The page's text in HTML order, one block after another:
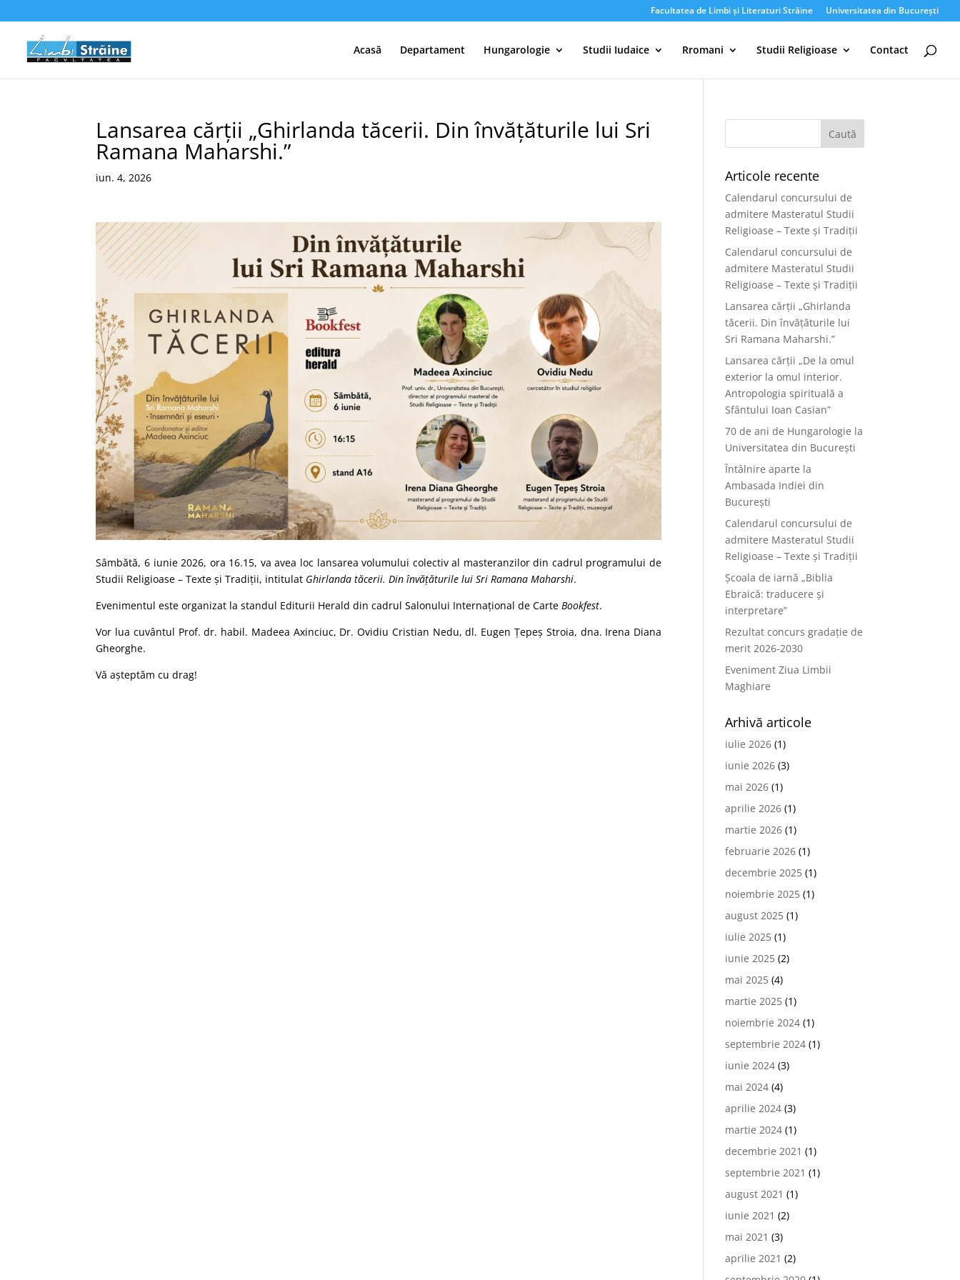
Facultatea de Limbi și Literaturi Străine Universitatea din București
Acasă Departament Hungarologie Studii Iudaice Rromani Studii Religioase Contact
Lansarea cărții „Ghirlanda tăcerii. Din învățăturile lui Sri
Ramana Maharshi.”
iun. 4, 2026
Sâmbătă, 6 iunie 2026, ora 16.15, va avea loc lansarea volumului colectiv al masteranzilor din cadrul programului de
Studii Religioase – Texte și Tradiții, intitulat Ghirlanda tăcerii. Din învățăturile lui Sri Ramana Maharshi.
Evenimentul este organizat la standul Editurii Herald din cadrul Salonului Internațional de CarteBookfest.
Vor lua cuvântul Prof. dr. habil. Madeea Axinciuc, Dr. Ovidiu Cristian Nedu, dl. Eugen Țepeș Stroia, dna. Irena Diana
Gheorghe.
Vă așteptăm cu drag!
Articole recente
Calendarul concursului de
admitere Masteratul Studii
Religioase – Texte și Tradiții
Calendarul concursului de
admitere Masteratul Studii
Religioase – Texte și Tradiții
Lansarea cărții „Ghirlanda
tăcerii. Din învățăturile lui
Sri Ramana Maharshi.”
Lansarea cărții „De la omul
exterior la omul interior.
Antropologia spirituală a
Sfântului Ioan Casian”
70 de ani de Hungarologie la
Universitatea din București
Întâlnire aparte la
Ambasada Indiei din
București
Calendarul concursului de
admitere Masteratul Studii
Religioase – Texte și Tradiții
Școala de iarnă „Biblia
Ebraică: traducere și
interpretare”
Rezultat concurs gradație de
merit 2026-2030
Eveniment Ziua Limbii
Maghiare
Arhivă articole
iulie 2026 (1)
iunie 2026 (3)
mai 2026 (1)
aprilie 2026 (1)
martie 2026 (1)
februarie 2026 (1)
decembrie 2025 (1)
noiembrie 2025 (1)
august 2025 (1)
iulie 2025 (1)
iunie 2025 (2)
mai 2025 (4)
martie 2025 (1)
noiembrie 2024 (1)
septembrie 2024 (1)
iunie 2024 (3)
mai 2024 (4)
aprilie 2024 (3)
martie 2024 (1)
decembrie 2021 (1)
septembrie 2021 (1)
august 2021 (1)
iunie 2021 (2)
mai 2021 (3)
aprilie 2021 (2)